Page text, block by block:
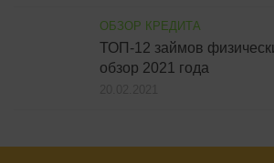
ОБЗОР КРЕДИТА
ТОП-12 займов
обзор 2021 года